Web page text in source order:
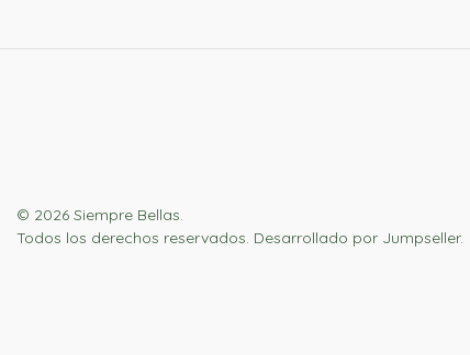
© 2026 Siempre Bellas.
Todos los derechos reservados. Desarrollado por Jumpseller.